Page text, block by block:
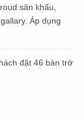
sân khấu,
Áp dụng
đặt 46 bàn trở